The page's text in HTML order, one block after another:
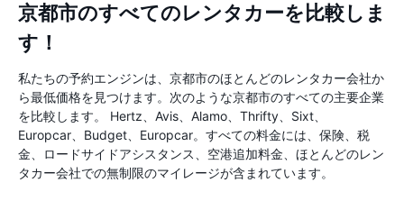
京都市のすべてのレンタカーを比較しま
す！
私たちの予約エンジンは、京都市のほとんどのレンタカー会社か
ら最低価格を見つけます。次のような京都市のすべての主要企業
を比較します。 Hertz、Avis、Alamo、Thrifty、Sixt、
Europcar、Budget、Europcar。すべての料金には、保険、税
金、ロードサイドアシスタンス、空港追加料金、ほとんどのレン
タカー会社での無制限のマイレージが含まれています。